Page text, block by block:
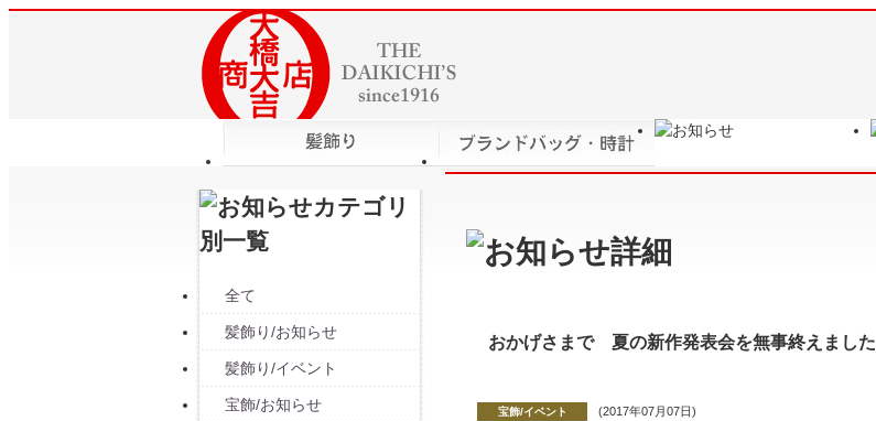
おかげさまで 夏の新作発表会を無事終えました
(2017年07月07日)
宝飾/イベント
全て
髪飾り/お知らせ
髪飾り/イベント
宝飾/お知らせ